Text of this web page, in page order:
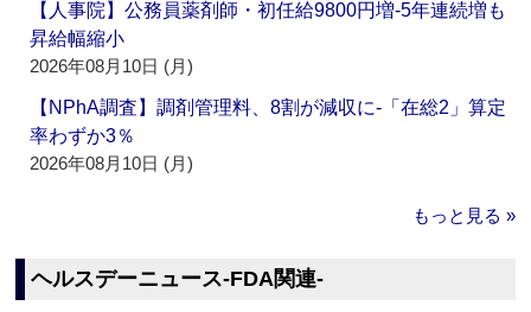
【人事院】公務員薬剤師・初任給9800円増‐5年連続増も
昇給幅縮小
2026年08月10日 (月)
【NPhA調査】調剤管理料、8割が減収に‐「在総2」算定
率わずか3％
2026年08月10日 (月)
もっと見る »
ヘルスデーニュース‐FDA関連‐